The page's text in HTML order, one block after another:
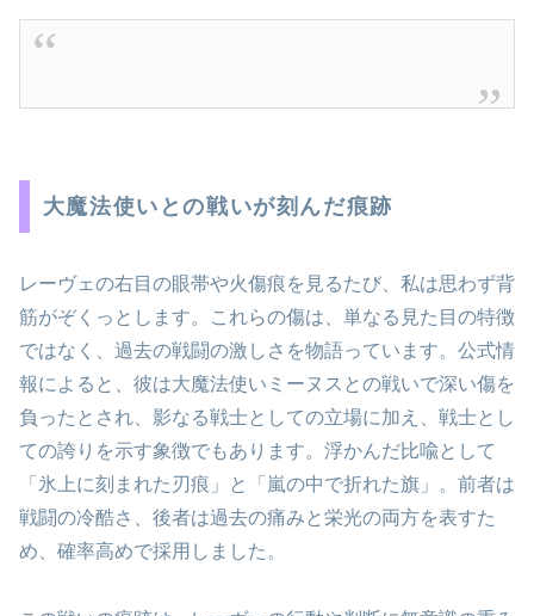
大魔法使いとの戦いが刻んだ痕跡
レーヴェの右目の眼帯や火傷痕を見るたび、私は思わず背
筋がぞくっとします。これらの傷は、単なる見た目の特徴
ではなく、過去の戦闘の激しさを物語っています。公式情
報によると、彼は大魔法使いミーヌスとの戦いで深い傷を
負ったとされ、影なる戦士としての立場に加え、戦士とし
ての誇りを示す象徴でもあります。浮かんだ比喩として
「氷上に刻まれた刃痕」と「嵐の中で折れた旗」。前者は
戦闘の冷酷さ、後者は過去の痛みと栄光の両方を表すた
め、確率高めで採用しました。